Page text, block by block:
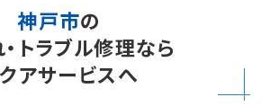
神戸市の
トラブル修理なら
アサービスへ